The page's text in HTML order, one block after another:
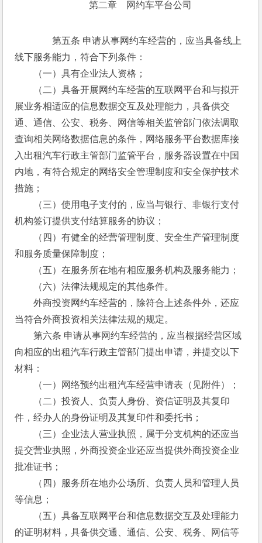
第二章　网约车平台公司
第五条 申请从事网约车经营的，应当具备线上
线下服务能力，符合下列条件：
（一）具有企业法人资格；
（二）具备开展网约车经营的互联网平台和与拟开
展业务相适应的信息数据交互及处理能力，具备供交
通、通信、公安、税务、网信等相关监管部门依法调取
查询相关网络数据信息的条件，网络服务平台数据库接
入出租汽车行政主管部门监管平台，服务器设置在中国
内地，有符合规定的网络安全管理制度和安全保护技术
措施；
（三）使用电子支付的，应当与银行、非银行支付
机构签订提供支付结算服务的协议；
（四）有健全的经营管理制度、安全生产管理制度
和服务质量保障制度；
（五）在服务所在地有相应服务机构及服务能力；
（六）法律法规规定的其他条件。
外商投资网约车经营的，除符合上述条件外，还应
当符合外商投资相关法律法规的规定。
第六条 申请从事网约车经营的，应当根据经营区域
向相应的出租汽车行政主管部门提出申请，并提交以下
材料：
（一）网络预约出租汽车经营申请表（见附件）；
（二）投资人、负责人身份、资信证明及其复印
件，经办人的身份证明及其复印件和委托书；
（三）企业法人营业执照，属于分支机构的还应当
提交营业执照，外商投资企业还应当提供外商投资企业
批准证书；
（四）服务所在地办公场所、负责人员和管理人员
等信息；
（五）具备互联网平台和信息数据交互及处理能力
的证明材料，具备供交通、通信、公安、税务、网信等